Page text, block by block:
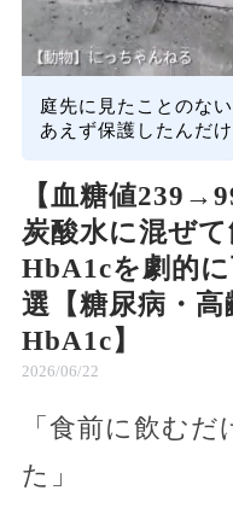
庭先に見たことのな
あえず保護したんだ
【血糖値
炭酸水に混ぜ
HbA1cを劇的
選【糖尿病・高
HbA1c】
2026/06/22
「食前に飲む
た」